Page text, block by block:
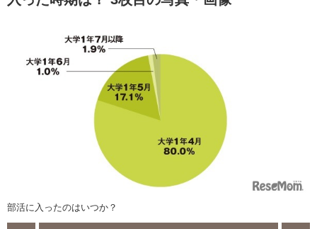
部活に入ったのはいつか？